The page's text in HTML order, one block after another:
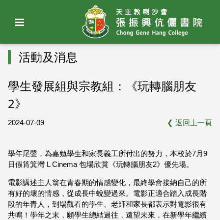
活動及消息
學生發展組與宗教組：《玩轉腦朋友
2》
2024-07-09 ❮ 返回上一頁
學年尾聲，為嘉勉學生和家長義工所付出的努力，本校於7月9
日假筲箕灣 L Cinema 包場欣賞《玩轉腦朋友2》優先場。
電影講述主人翁在青春期的情感變化，最終學會接納自己的所
有好的壞的情感，從成長中蛻變過來。電影正適合踏入成長階
段的年青人，到場觀看的學生、老師和家長都表示對電影很有
共鳴！學年之末，願學生總結過往，遠望未來，在新學年繼續